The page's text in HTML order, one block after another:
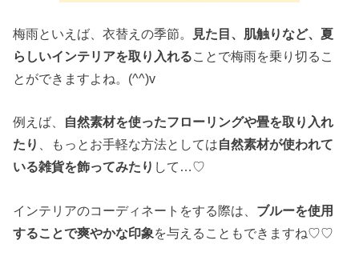
梅雨といえば、衣替えの季節。
見た目、肌触りなど、夏
らしいインテリアを取り入れることで梅雨を乗り切るこ
とができますよね。(^^)v
例えば、 自然素材を使ったフローリングや畳を取り入れ
たり
、もっとお手軽な方法としては自然素材が使われて
いる雑貨を飾ってみたり して…♡
インテリアのコーディネートをする際は、 ブルーを使用
することで爽やかな印象を与えることもできますね♡♡